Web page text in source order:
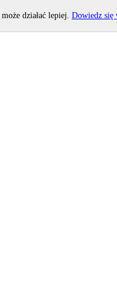
działać lepiej. Dowiedz się